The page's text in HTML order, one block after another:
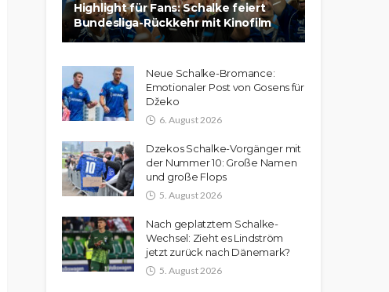
Highlight für Fans: Schalke feiert
Bundesliga-Rückkehr mit Kinofilm
Neue Schalke-Bromance:
Emotionaler Post von Gosens für
Džeko
6. August 2026
Dzekos Schalke-Vorgänger mit
der Nummer 10: Große Namen
und große Flops
5. August 2026
Nach geplatztem Schalke-
Wechsel: Zieht es Lindström
jetzt zurück nach Dänemark?
5. August 2026